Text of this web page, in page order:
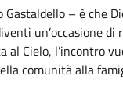
– è che
un’occasione
Cielo, l’incontro
comunità alla